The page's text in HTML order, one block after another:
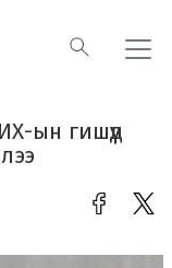
ын гишүүд